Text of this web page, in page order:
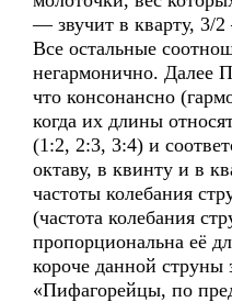
— звучит в кварту, 3/
Все остальные
негармонично. Далее
что консонансно
когда их длины
(1:2, 2:3, 3:4) и
октаву, в квинту и в
частоты колебания
(частота колебания
пропорциональна её
короче данной струны
«Пифагорейцы, по